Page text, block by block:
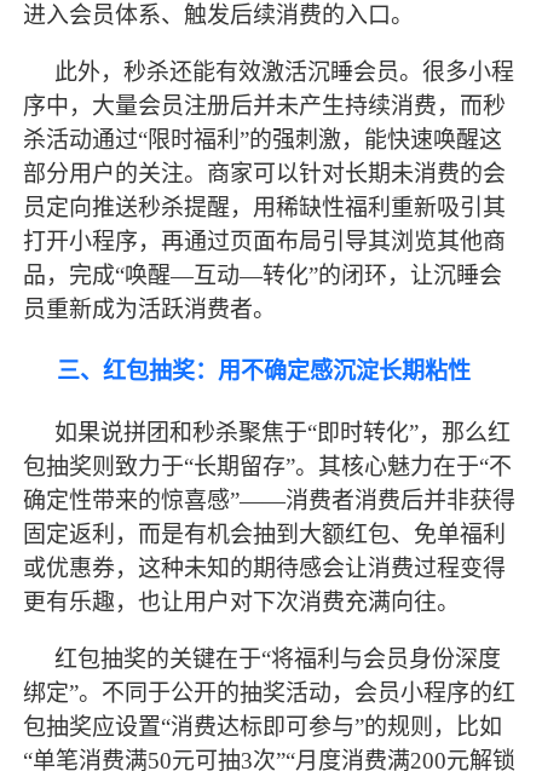
进入会员体系、触发后续消费的入口。
此外，秒杀还能有效激活沉睡会员。很多小程
序中，大量会员注册后并未产生持续消费，而秒
杀活动通过“限时福利”的强刺激，能快速唤醒这
部分用户的关注。商家可以针对长期未消费的会
员定向推送秒杀提醒，用稀缺性福利重新吸引其
打开小程序，再通过页面布局引导其浏览其他商
品，完成“唤醒—互动—转化”的闭环，让沉睡会
员重新成为活跃消费者。
三、红包抽奖：用不确定感沉淀长期粘性
如果说拼团和秒杀聚焦于“即时转化”，那么红
包抽奖则致力于“长期留存”。其核心魅力在于“不
确定性带来的惊喜感”——消费者消费后并非获得
固定返利，而是有机会抽到大额红包、免单福利
或优惠券，这种未知的期待感会让消费过程变得
更有乐趣，也让用户对下次消费充满向往。
红包抽奖的关键在于“将福利与会员身份深度
绑定”。不同于公开的抽奖活动，会员小程序的红
包抽奖应设置“消费达标即可参与”的规则，比如
“单笔消费满50元可抽3次”“月度消费满200元解锁